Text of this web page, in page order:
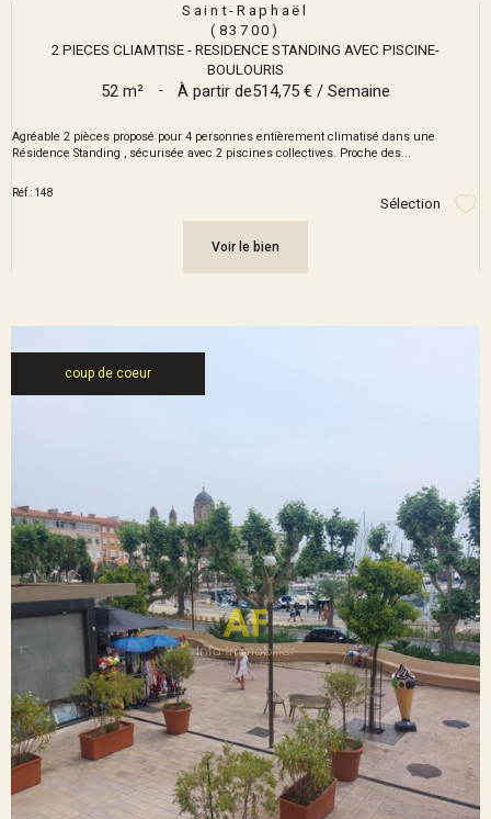
Saint-Raphaël
(83700)
2 PIECES CLIAMTISE - RESIDENCE STANDING AVEC PISCINE-
BOULOURIS
52 m² - À partir de514,75 € / Semaine
Agréable 2 pièces proposé pour 4 personnes entièrement climatisé dans une
Résidence Standing , sécurisée avec 2 piscines collectives. Proche des...
Réf : 148
Sélection
Voir le bien
coup de coeur